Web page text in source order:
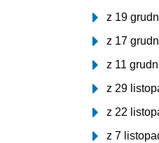
z 19
z 17
z 11
z 29
z 22
z 7